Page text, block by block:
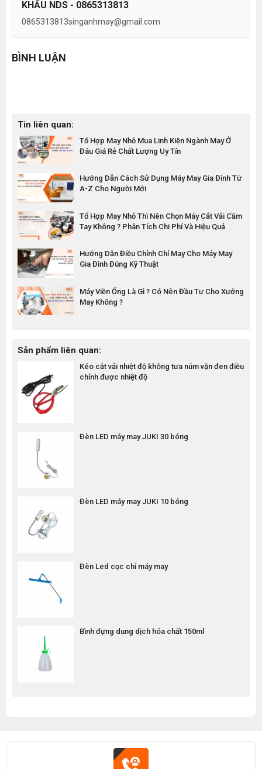
KHẨU NDS - 0865313813
0865313813singanhmay@gmail.com
BÌNH LUẬN
Tin liên quan:
Tổ Hợp May Nhỏ Mua Linh Kiện Ngành May Ở
Đâu Giá Rẻ Chất Lượng Uy Tín
Hướng Dẫn Cách Sử Dụng Máy May Gia Đình Từ
A-Z Cho Người Mới
Tổ Hợp May Nhỏ Thì Nên Chọn Máy Cắt Vải Cầm
Tay Không ? Phân Tích Chi Phí Và Hiệu Quả
Hướng Dẫn Điều Chỉnh Chỉ May Cho Máy May
Gia Đình Đúng Kỹ Thuật
Máy Viền Ống Là Gì ? Có Nên Đầu Tư Cho Xưởng
May Không ?
Sản phẩm liên quan:
Kéo cắt vải nhiệt độ không tưa núm vặn đen điều
chỉnh được nhiệt độ
Đèn LED máy may JUKI 30 bóng
Đèn LED máy may JUKI 10 bóng
Đèn Led cọc chỉ máy may
Bình đựng dung dịch hóa chất 150ml